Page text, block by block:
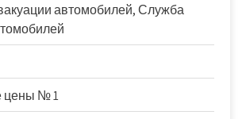
автомобилей, Служба
№ 1